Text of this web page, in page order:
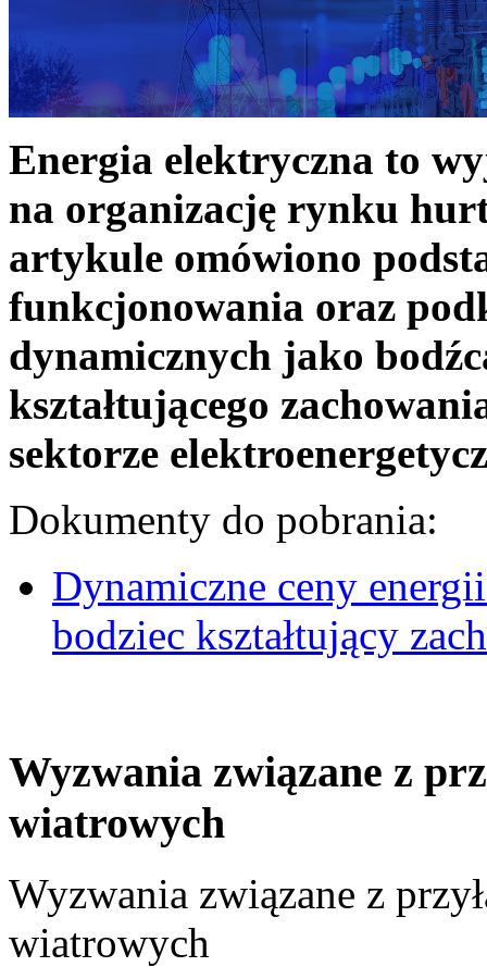
Energia elektryczna to
na organizację rynku
artykule omówiono
funkcjonowania oraz
dynamicznych jako
kształtującego
sektorze
Dokumenty do pobrania:
Dynamiczne ceny
bodziec kształtujący
Wyzwania związane z
wiatrowych
Wyzwania związane z
wiatrowych